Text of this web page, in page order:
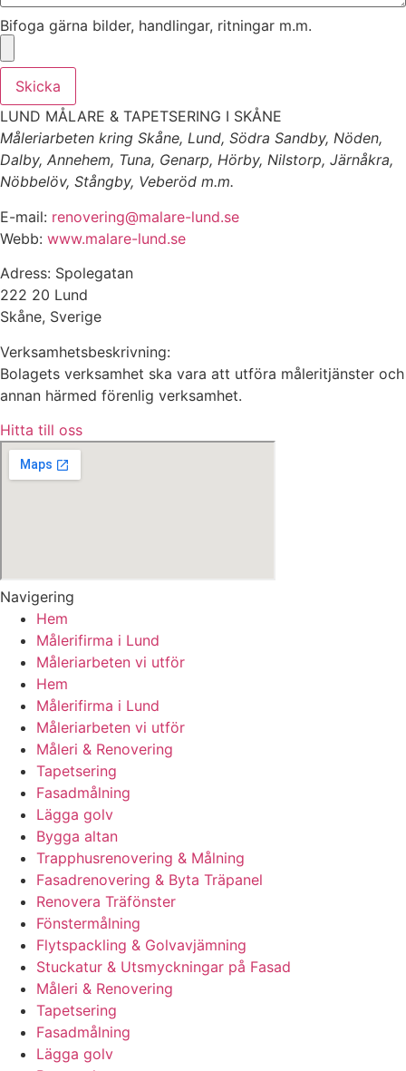
Bifoga gärna bilder, handlingar, ritningar m.m.
Skicka
LUND MÅLARE & TAPETSERING I SKÅNE
Måleriarbeten kring Skåne, Lund, Södra Sandby, Nöden,
Dalby, Annehem, Tuna, Genarp, Hörby, Nilstorp, Järnåkra,
Nöbbelöv, Stångby, Veberöd m.m.
E-mail: renovering@malare-lund.se
Webb: www.malare-lund.se
Adress: Spolegatan
222 20 Lund
Skåne, Sverige
Verksamhetsbeskrivning:
Bolagets verksamhet ska vara att utföra måleritjänster och
annan härmed förenlig verksamhet.
Hitta till oss
Navigering
Hem
Målerifirma i Lund
Måleriarbeten vi utför
Hem
Målerifirma i Lund
Måleriarbeten vi utför
Måleri & Renovering
Tapetsering
Fasadmålning
Lägga golv
Bygga altan
Trapphusrenovering & Målning
Fasadrenovering & Byta Träpanel
Renovera Träfönster
Fönstermålning
Flytspackling & Golvavjämning
Stuckatur & Utsmyckningar på Fasad
Måleri & Renovering
Tapetsering
Fasadmålning
Lägga golv